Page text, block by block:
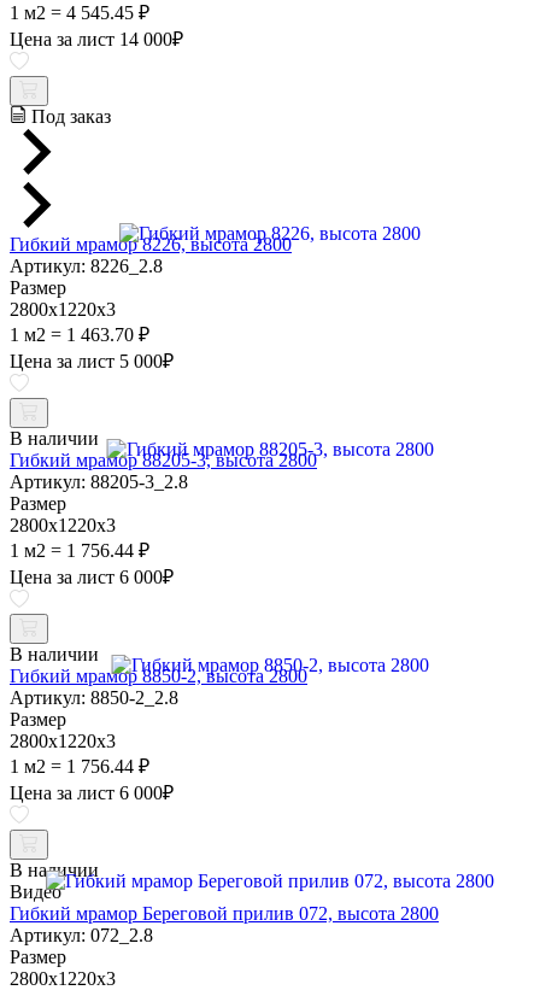
1 м2 = 4 545.45 ₽
Цена за лист 14 000₽
Под заказ
Гибкий мрамор 8226, высота 2800
Артикул: 8226_2.8
Размер
2800х1220х3
1 м2 = 1 463.70 ₽
Цена за лист 5 000₽
В наличии
Гибкий мрамор 88205-3, высота 2800
Артикул: 88205-3_2.8
Размер
2800х1220х3
1 м2 = 1 756.44 ₽
Цена за лист 6 000₽
В наличии
Гибкий мрамор 8850-2, высота 2800
Артикул: 8850-2_2.8
Размер
2800х1220х3
1 м2 = 1 756.44 ₽
Цена за лист 6 000₽
В наличии
Видео
Гибкий мрамор Береговой прилив 072, высота 2800
Артикул: 072_2.8
Размер
2800х1220х3